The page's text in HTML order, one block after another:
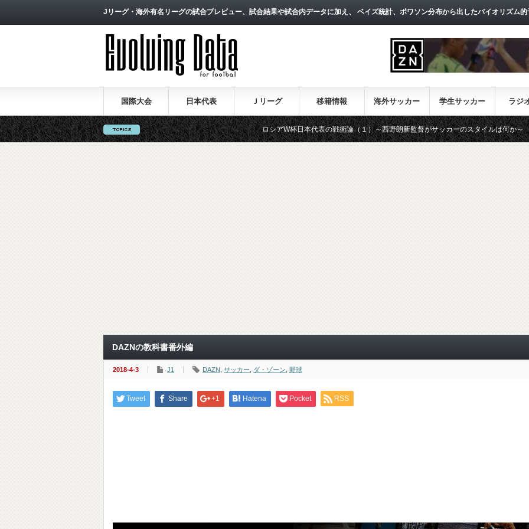
Jリーグ・海外有名リーグの試合プレビュー、試合結果や試合内データに加え、 ベイズ統計、ポワソン分布から出したバイオリズム
国際大会 日本代表 Ｊリーグ 移籍情報 海外サッカー 学生サッカー ラジ
ロシアW杯日本代表の戦術論（１）～西野朗新監督がサッカーのスタイルは何か～ 【
DAZNの教科書番外編
2018-4-3 J1 DAZN サッカー ダ・ゾーン 野球
Tweet Share +1 Hatena Pocket RSS